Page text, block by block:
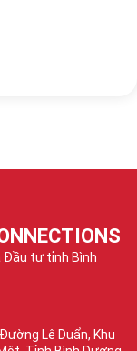
Đầu tư tỉnh Bình
Lê Duẩn, Khu